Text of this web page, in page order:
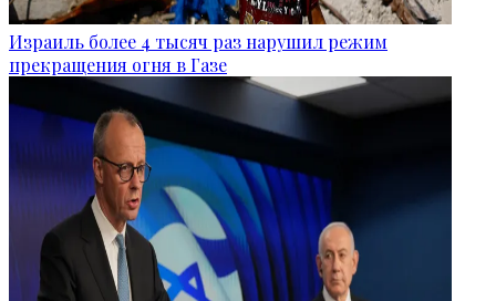
Израиль более 4 тысяч раз нарушил режим
прекращения огня в Газе